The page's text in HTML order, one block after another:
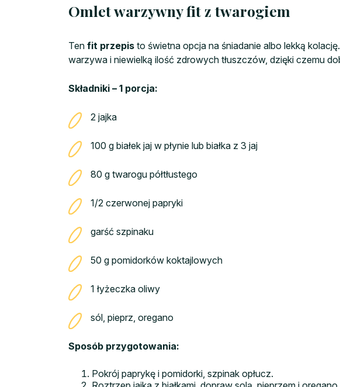
Omlet warzywny fit z twarogiem
Ten fit przepis to świetna opcja na śniadanie albo lekką
warzywa i niewielką ilość zdrowych tłuszczów, dzięki czemu
Składniki – 1 porcja:
2 jajka
100 g białek jaj w płynie lub białka z 3 jaj
80 g twarogu półtłustego
1/2 czerwonej papryki
garść szpinaku
50 g pomidorków koktajlowych
1 łyżeczka oliwy
sól, pieprz, oregano
Sposób przygotowania:
Pokrój paprykę i pomidorki, szpinak opłucz.